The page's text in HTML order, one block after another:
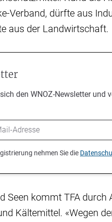
Verband, dürfte aus
aus der Landwirtschaft.
den WNOZ-Newsletter und
nehmen Sie die
Seen kommt TFA
Kältemittel. «Wegen